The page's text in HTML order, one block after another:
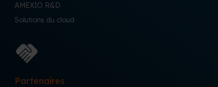
AMEXIO R&D
Solutions du cloud
Partenaires